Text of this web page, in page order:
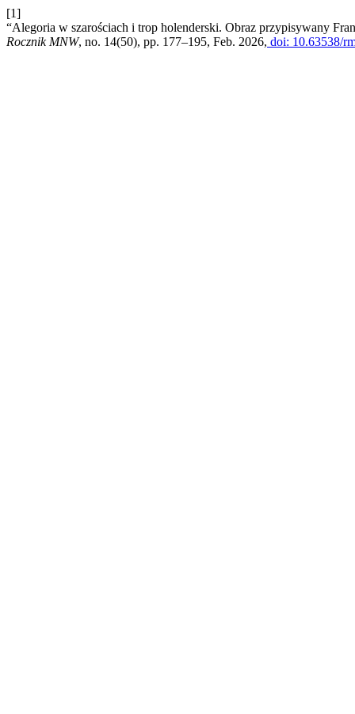
[1]
“Alegoria w szarościach i trop holenderski. Obraz przypisywany
Rocznik MNW, no. 14(50), pp. 177–195, Feb. 2026, doi: 10.63538/